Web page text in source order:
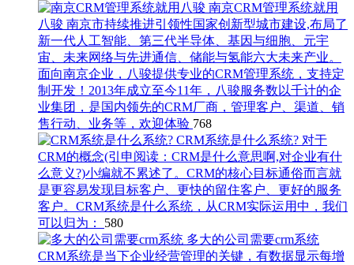
南京CRM管理系统就用
八骏 南京市持续推进引领性国家创新型城市建设,布局了
新一代人工智能、第三代半导体、基因与细胞、元宇
宙、未来网络与先进通信、储能与氢能六大未来产业。
面向南京企业，八骏提供专业的CRM管理系统，支持定
制开发！2013年成立至今11年，八骏服务数以千计的企
业集团，是国内领先的CRM厂商，管理客户、渠道、销
售行动、业务等，欢迎体验 768
CRM系统是什么系统? 对于
CRM的概念(引申阅读：CRM是什么意思啊,对企业有什
么意义?)小编就不累述了。CRM的核心目标通俗而言就
是更容易发现目标客户、更快的留住客户、更好的服务
客户。CRM系统是什么系统，从CRM实际运用中，我们
可以归为：
580
多大的公司需要crm系统
CRM系统​是当下企业经营管理的关键，有数据显示每增